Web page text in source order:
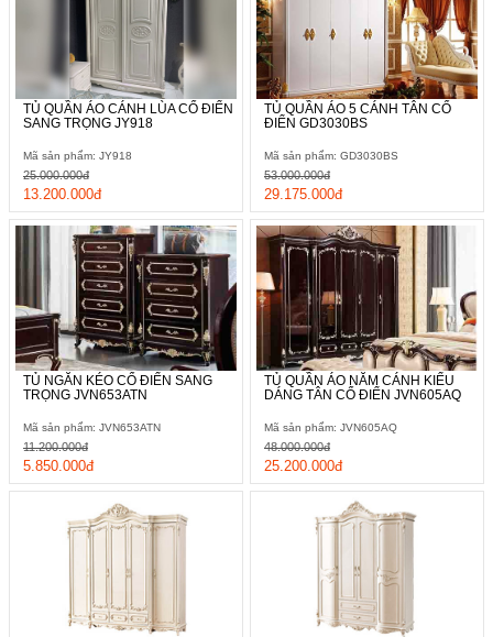
TỦ QUẦN ÁO CÁNH LÙA CỔ ĐIỂN
SANG TRỌNG JY918
Mã sản phẩm: JY918
13.200.000đ
25.000.000đ
TỦ QUẦN ÁO 5 CÁNH TÂN CỔ
ĐIỂN GD3030BS
Mã sản phẩm: GD3030BS
29.175.000đ
53.000.000đ
TỦ NGĂN KÉO CỔ ĐIỂN SANG
TRỌNG JVN653ATN
Mã sản phẩm: JVN653ATN
5.850.000đ
11.200.000đ
TỦ QUẦN ÁO NĂM CÁNH KIỂU
DÁNG TÂN CỔ ĐIỂN JVN605AQ
Mã sản phẩm: JVN605AQ
25.200.000đ
48.000.000đ